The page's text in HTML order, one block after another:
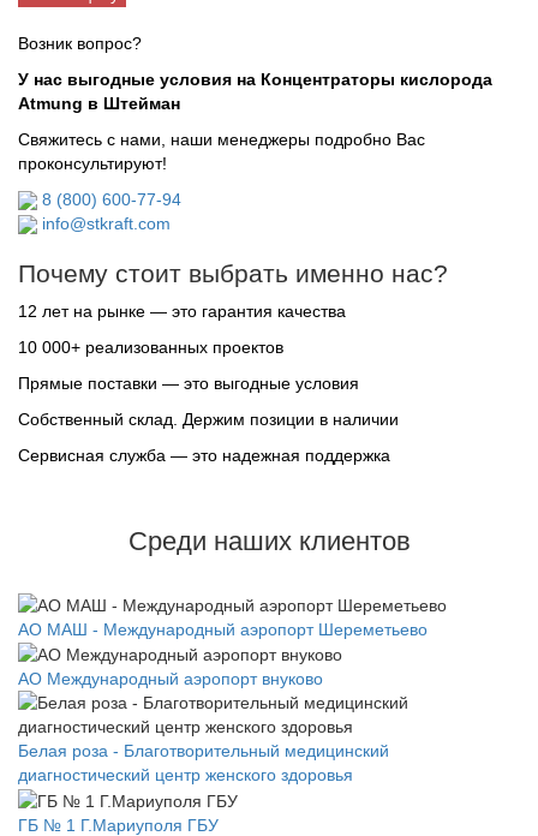
Возник вопрос?
У нас выгодные условия на Концентраторы кислорода
Atmung в Штейман
Свяжитесь с нами, наши менеджеры подробно Вас
проконсультируют!
8 (800) 600-77-94
info@stkraft.com
Почему стоит выбрать именно нас?
12 лет на рынке — это гарантия качества
10 000+ реализованных проектов
Прямые поставки — это выгодные условия
Собственный склад. Держим позиции в наличии
Сервисная служба — это надежная поддержка
Среди наших клиентов
АО МАШ - Международный аэропорт Шереметьево
АО Международный аэропорт внуково
Белая роза - Благотворительный медицинский
диагностический центр женского здоровья
ГБ № 1 Г.Мариуполя ГБУ